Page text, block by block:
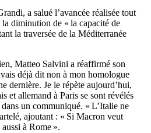
a salué l’avancée réalisée tout
diminution de « la capacité de
la traversée de la Méditerranée
Matteo Salvini a réaffirmé son
déjà dit non à mon homologue
dernière. Je le répète aujourd’hui,
et allemand à Paris se sont révélés
un communiqué. « L’Italie ne
ajoutant : « Si Macron veut
à Rome ».